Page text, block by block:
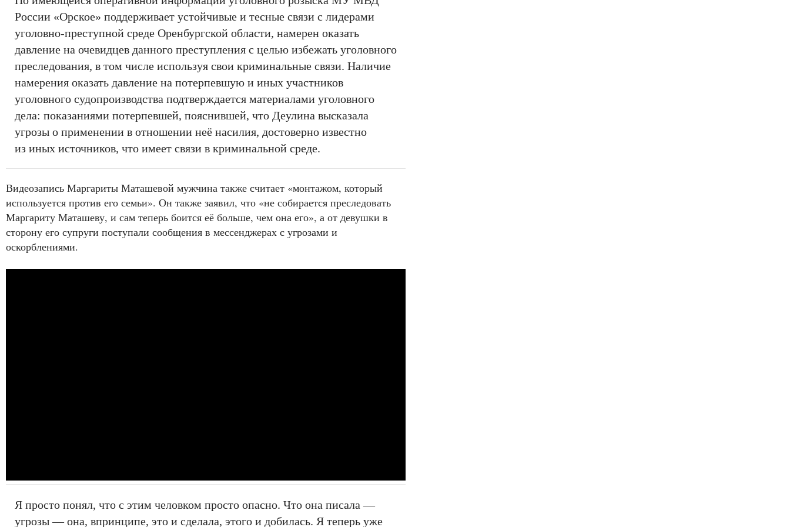
России «Орское» поддерживает устойчивые и тесные связи с лидерами
уголовно-преступной среде Оренбургской области, намерен оказать
давление на очевидцев данного преступления с целью избежать уголовного
преследования, в том числе используя свои криминальные связи. Наличие
намерения оказать давление на потерпевшую и иных участников
уголовного судопроизводства подтверждается материалами уголовного
дела: показаниями потерпевшей, пояснившей, что Деулина высказала
угрозы о применении в отношении неё насилия, достоверно известно
из иных источников, что имеет связи в криминальной среде.
Видеозапись Маргариты Маташевой мужчина также считает «монтажом, который
используется против его семьи». Он также заявил, что «не собирается преследовать
Маргариту Маташеву, и сам теперь боится её больше, чем она его», а от девушки в
сторону его супруги поступали сообщения в мессенджерах с угрозами и
оскорблениями.
Я просто понял, что с этим человком просто опасно. Что она писала —
угрозы — она, впринципе, это и сделала, этого и добилась. Я теперь уже